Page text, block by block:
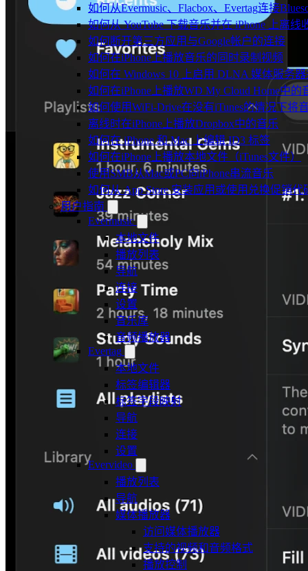
如何从Evermusic、Flacbox、Evertag连接
如何从 YouTube 下载音乐并在 iPhone 上离线
如何断开第三方应用与Google帐户的连接
如何在iPhone上播放音乐的同时录制视频
如何在 Windows 10 上启用 DLNA 媒体服务
如何在iPhone上播放WD My Cloud Home中的
如何使用WiFi-Drive在没有iTunes的情况下将
离线时在iPhone上播放Dropbox中的音乐
如何在 iPhone 和 Mac 上编辑 ID3 标签
如何在iPhone上播放本地文件（iTunes文件）
使用SMB从Mac或PC向iPhone串流音乐
如何从 App Store 安装应用或使用兑换促销
用户指南
Evermusic
本地文件
播放列表
导航
连接
设置
音乐库
音频播放器
Evertag
本地文件
标签编辑器
标签字段映射
导航
连接
设置
Evervideo
播放列表
导航
媒体播放器
访问媒体播放器
支持的视频和音频格式
播放控制